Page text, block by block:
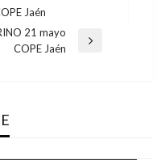
Jaén
21 mayo
COPE Jaén